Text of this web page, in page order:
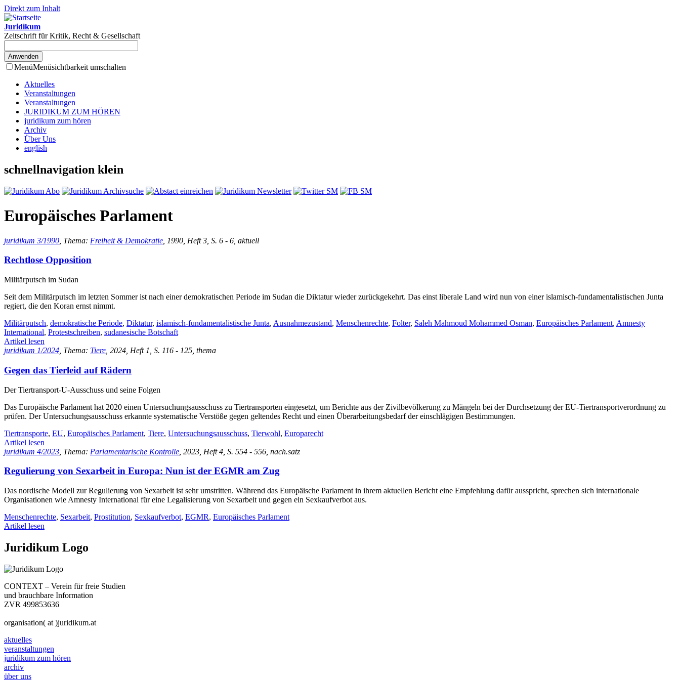
Direkt zum Inhalt
Juridikum
Zeitschrift für Kritik, Recht & Gesellschaft
MenüMenüsichtbarkeit umschalten
Aktuelles
Veranstaltungen
Veranstaltungen
JURIDIKUM ZUM HÖREN
juridikum zum hören
Archiv
Über Uns
english
schnellnavigation klein
Europäisches Parlament
juridikum 3/1990 , Thema: Freiheit & Demokratie , 1990, Heft 3, S. 6 - 6, aktuell
Rechtlose Opposition
Militärputsch im Sudan
Seit dem Militärputsch im letzten Sommer ist nach einer demokratischen Periode im Sudan die Diktatur wieder zurückgekehrt. Das einst liberale Land wird nun von einer islamisch-fundamentalistischen Junta
regiert, die den Koran ernst nimmt.
Militärputsch, demokratische Periode, Diktatur, islamisch-fundamentalistische Junta, Ausnahmezustand, Menschenrechte, Folter, Saleh Mahmoud Mohammed Osman, Europäisches Parlament, Amnesty
International, Protestschreiben, sudanesische Botschaft
Artikel lesen
juridikum 1/2024 , Thema: Tiere , 2024, Heft 1, S. 116 - 125, thema
Gegen das Tierleid auf Rädern
Der Tiertransport-U-Ausschuss und seine Folgen
Das Europäische Parlament hat 2020 einen Untersuchungsausschuss zu Tiertransporten eingesetzt, um Berichte aus der Zivilbevölkerung zu Mängeln bei der Durchsetzung der EU-Tiertransportverordnung zu
prüfen. Der Untersuchungsausschuss erkannte systematische Verstöße gegen geltendes Recht und einen Überarbeitungsbedarf der einschlägigen Bestimmungen.
Tiertransporte, EU, Europäisches Parlament, Tiere, Untersuchungsausschuss, Tierwohl, Europarecht
Artikel lesen
juridikum 4/2023 , Thema: Parlamentarische Kontrolle , 2023, Heft 4, S. 554 - 556, nach.satz
Regulierung von Sexarbeit in Europa: Nun ist der EGMR am Zug
Das nordische Modell zur Regulierung von Sexarbeit ist sehr umstritten. Während das Europäische Parlament in ihrem aktuellen Bericht eine Empfehlung dafür ausspricht, sprechen sich internationale
Organisationen wie Amnesty International für eine Legalisierung von Sexarbeit und gegen ein Sexkaufverbot aus.
Menschenrechte, Sexarbeit, Prostitution, Sexkaufverbot, EGMR, Europäisches Parlament
Artikel lesen
Juridikum Logo
CONTEXT – Verein für freie Studien
und brauchbare Information
ZVR 499853636
organisation( at )juridikum.at
aktuelles
veranstaltungen
juridikum zum hören
archiv
über uns